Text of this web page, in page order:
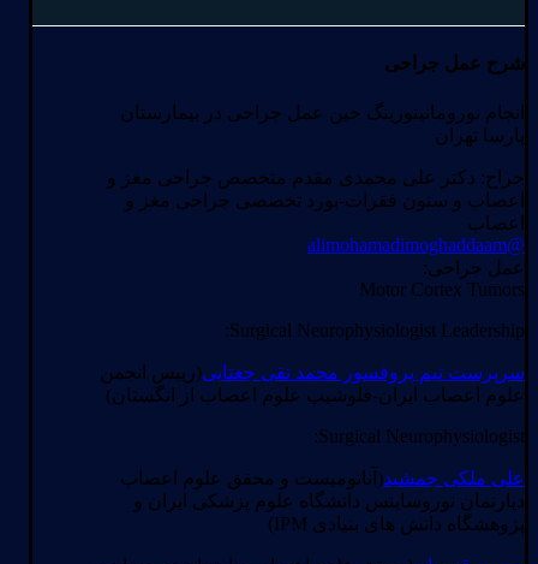
شرح عمل جراحی
انجام نورومانیتورینگ حین عمل جراحی در بیمارستان
پارسا تهران
جراح: دکتر علی محمدی مقدم متخصص جراحی مغز و
اعصاب و ستون فقرات-بورد تخصصی جراحی مغز و
اعصاب
@alimohamadimoghaddaam
عمل جراحی:
Motor Cortex Tumors
Surgical Neurophysiologist Leadership:
سرپرست تیم پروفسور محمد تقی جغتایی(رییس انجمن
علوم اعصاب ایران-فلوشیپ علوم اعصاب از انگستان)
Surgical Neurophysiologist:
علی ملکی جمشید(آناتومیست و محقق علوم اعصاب
دپارتمان نوروساینس دانشگاه علوم پزشکی ایران و
پژوهشگاه دانش های بنیادی IPM)